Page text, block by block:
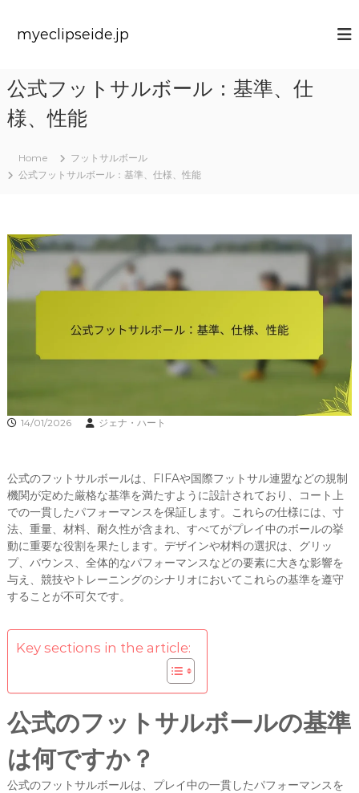
myeclipseide.jp
公式フットサルボール：基準、仕
様、性能
Home
フットサルボール
公式フットサルボール：基準、仕様、性能
14/01/2026 ジェナ・ハート
公式のフットサルボールは、FIFAや国際フットサル連盟などの規制
機関が定めた厳格な基準を満たすように設計されており、コート上
での一貫したパフォーマンスを保証します。これらの仕様には、寸
法、重量、材料、耐久性が含まれ、すべてがプレイ中のボールの挙
動に重要な役割を果たします。デザインや材料の選択は、グリッ
プ、バウンス、全体的なパフォーマンスなどの要素に大きな影響を
与え、競技やトレーニングのシナリオにおいてこれらの基準を遵守
することが不可欠です。
Key sections in the article:
公式のフットサルボールの基準
は何ですか？
公式のフットサルボールは、プレイ中の一貫したパフォーマンスを